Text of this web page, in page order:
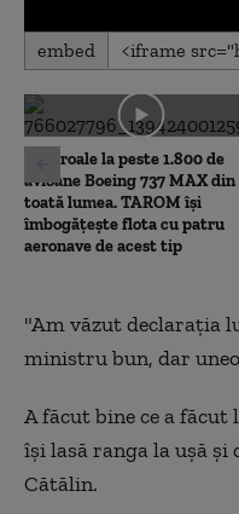
0
seconds
0
seconds
embed
Controale la peste 1.800 de
avioane Boeing 737 MAX din
toată lumea. TAROM își
îmbogățește flota cu patru
aeronave de acest tip
"Am văzut declarația
ministru bun, dar
A făcut bine ce a
își lasă ranga la ușă și
Cătălin.